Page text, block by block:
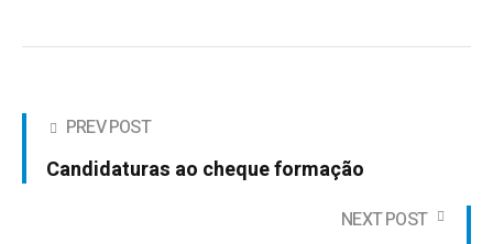
PREV POST
Candidaturas ao cheque formação
NEXT POST